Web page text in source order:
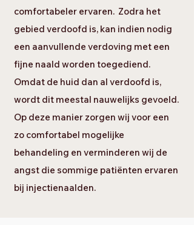
comfortabeler ervaren. Zodra het
gebied verdoofd is, kan indien nodig
een aanvullende verdoving met een
fijne naald worden toegediend.
Omdat de huid dan al verdoofd is,
wordt dit meestal nauwelijks gevoeld.
Op deze manier zorgen wij voor een
zo comfortabel mogelijke
behandeling en verminderen wij de
angst die sommige patiënten ervaren
bij injectienaalden.